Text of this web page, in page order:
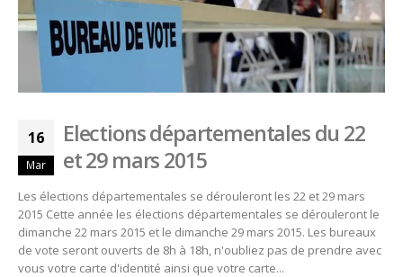
16
Mar
Elections départementales du 22
et 29 mars 2015
Les élections départementales se dérouleront les 22 et 29 mars
2015 Cette année les élections départementales se dérouleront le
dimanche 22 mars 2015 et le dimanche 29 mars 2015. Les bureaux
de vote seront ouverts de 8h à 18h, n'oubliez pas de prendre avec
vous votre carte d'identité ainsi que votre carte...